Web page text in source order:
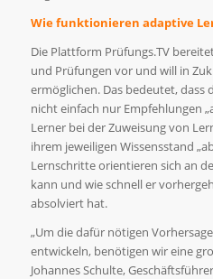
Wie funktionieren adaptive
Die Plattform Prüfungs.TV
und Prüfungen vor und will in
ermöglichen. Das bedeutet, dass
nicht einfach nur Empfehlungen
Lerner bei der Zuweisung von
ihrem jeweiligen Wissensstand
Lernschritte orientieren sich an
kann und wie schnell er
absolviert hat.
„Um die dafür nötigen
entwickeln, benötigen wir eine
Johannes Schulte,